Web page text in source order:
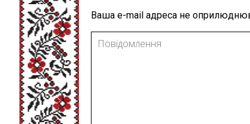
Ваша e-mail адреса не